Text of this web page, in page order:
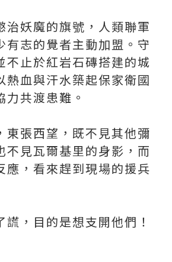
治妖魔的旗號，人類聯軍
有志的覺者主動加盟。守
不止於紅岩石磚搭建的城
熱血與汗水築起保家衛國
共渡患難。
東張西望，既不見其他彌
不見瓦爾基里的身影，而
應，看來趕到現場的援兵
，目的是想支開他們！